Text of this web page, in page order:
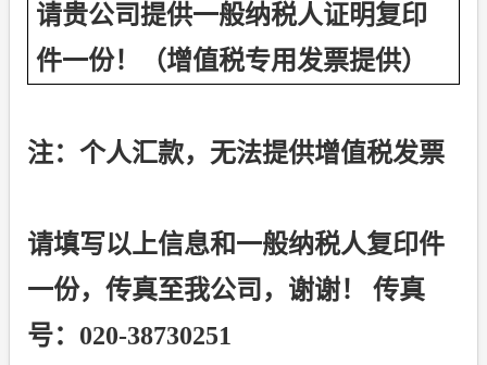
请贵公司提供一般纳税人证明复印
件一份！（增值税专用发票提供）
注：个人汇款，无法提供增值税发票
请填写以上信息和一般纳税人复印件
一份，传真至我公司，谢谢！
传真
号： 020-38730251